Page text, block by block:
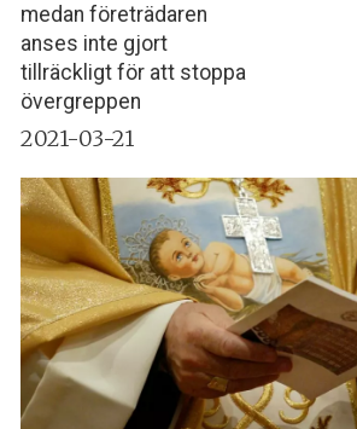
medan företrädaren
anses inte gjort
tillräckligt för att stoppa
övergreppen
2021-03-21